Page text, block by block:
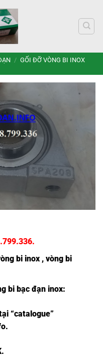
/ GỐI ĐỠ VÒNG BI INOX
.
bi inox, vòng bi
bi bạc đạn inox:
“catalogue”
.